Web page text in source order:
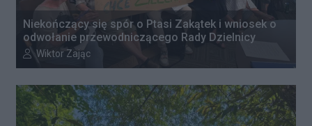
Niekończący się spór o Ptasi Zakątek i wniosek o
odwołanie przewodniczącego Rady Dzielnicy
Autor artykułu:
Wiktor Zając